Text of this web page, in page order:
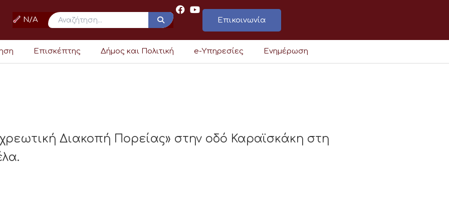
N/A Επικοινωνία
Επισκέπτης Δήμος και Πολιτική e-Υπηρεσίες Ενημέρωση
Διακοπή Πορείας» στην οδό Καραϊσκάκη στη